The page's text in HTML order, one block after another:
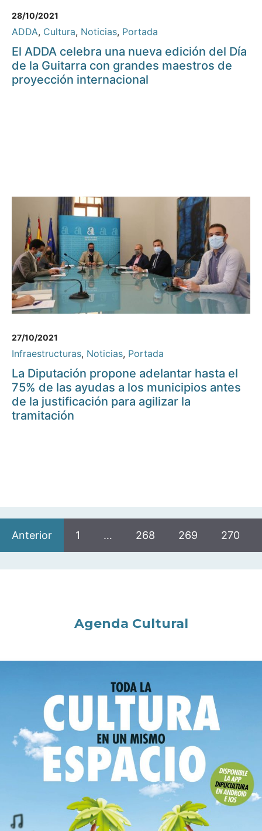
28/10/2021
ADDA, Cultura, Noticias, Portada
El ADDA celebra una nueva edición del Día
de la Guitarra con grandes maestros de
proyección internacional
27/10/2021
Infraestructuras, Noticias, Portada
La Diputación propone adelantar hasta el
75% de las ayudas a los municipios antes
de la justificación para agilizar la
tramitación
Anterior 1 … 268 269 270
Agenda Cultural